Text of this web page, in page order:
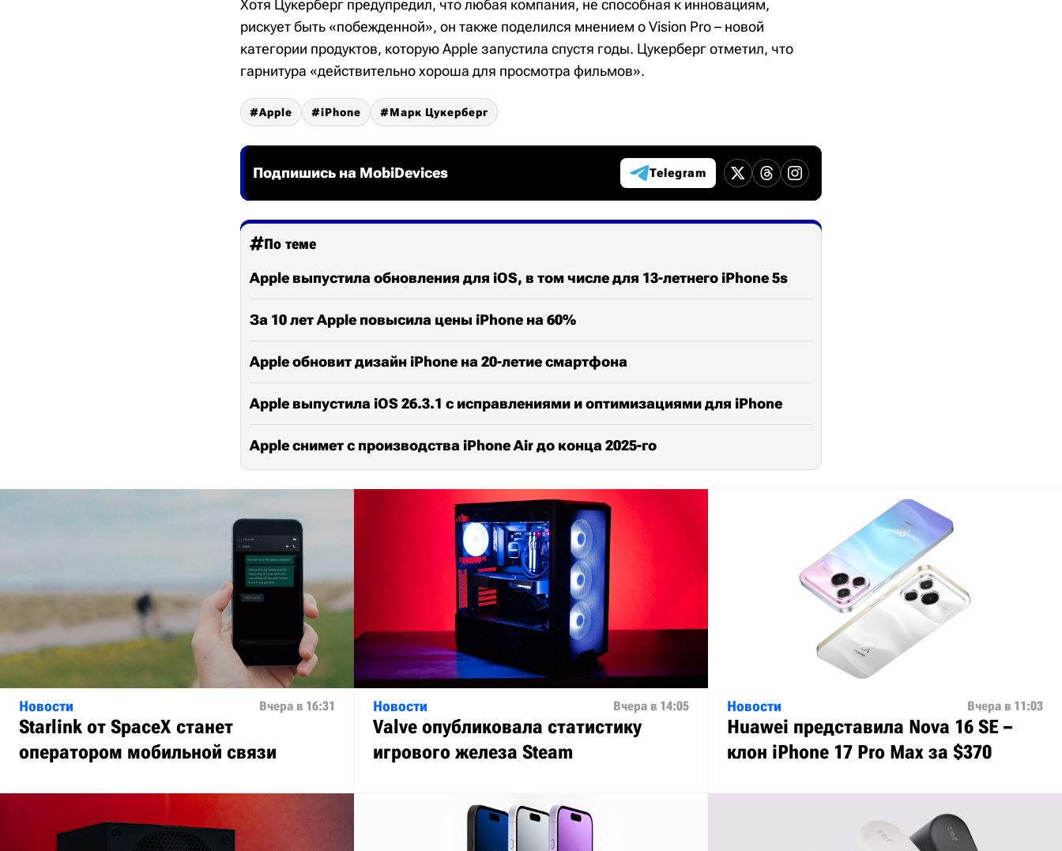
Хотя Цукерберг предупредил, что любая компания, не способная к инновациям,
рискует быть «побежденной», он также поделился мнением о Vision Pro – новой
категории продуктов, которую Apple запустила спустя годы. Цукерберг отметил, что
гарнитура «действительно хороша для просмотра фильмов».
Apple iPhone Марк Цукерберг
Подпишись на MobiDevices Telegram
По теме
Apple выпустила обновления для iOS, в том числе для 13-летнего iPhone 5s
За 10 лет Apple повысила цены iPhone на 60%
Apple обновит дизайн iPhone на 20-летие смартфона
Apple выпустила iOS 26.3.1 с исправлениями и оптимизациями для iPhone
Apple снимет с производства iPhone Air до конца 2025-го
Новости Вчера в 16:31
Starlink от SpaceX станет
оператором мобильной связи
Новости Вчера в 14:05
Valve опубликовала статистику
игрового железа Steam
Новости Вчера в 11:03
Huawei представила Nova 16 SE –
клон iPhone 17 Pro Max за $370